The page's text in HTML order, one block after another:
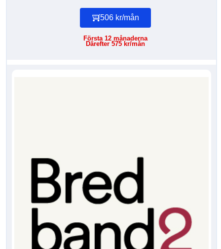
506 kr/mån
Första 12 månaderna
Därefter 575 kr/mån